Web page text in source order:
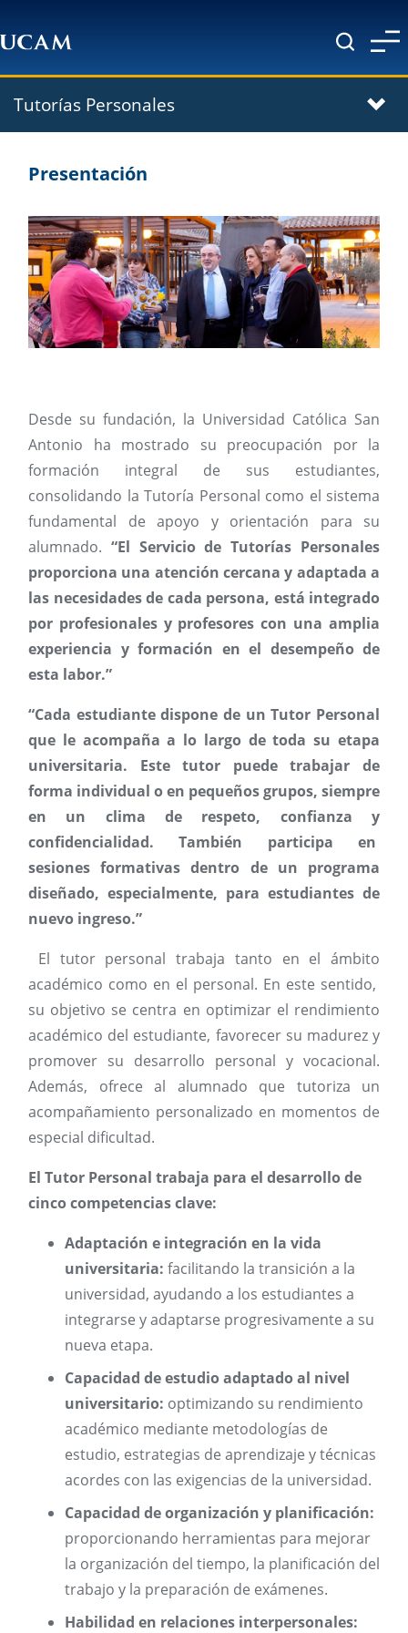
Tutorías Personales
Presentación
Desde su fundación, la Universidad Católica San
Antonio ha mostrado su preocupación por la
formación integral de sus estudiantes,
consolidando la Tutoría Personal como el sistema
fundamental de apoyo y orientación para su
alumnado. “El Servicio de Tutorías Personales
proporciona una atención cercana y adaptada a
las necesidades de cada persona, está integrado
por profesionales y profesores con una amplia
experiencia y formación en el desempeño de
esta labor.”
“Cada estudiante dispone de un Tutor Personal
que le acompaña a lo largo de toda su etapa
universitaria. Este tutor puede trabajar de
forma individual o en pequeños grupos, siempre
en un clima de respeto, confianza y
confidencialidad. También participa en
sesiones formativas dentro de un programa
diseñado, especialmente, para estudiantes de
nuevo ingreso.”
El tutor personal trabaja tanto en el ámbito
académico como en el personal. En este sentido,
su objetivo se centra en optimizar el rendimiento
académico del estudiante, favorecer su madurez y
promover su desarrollo personal y vocacional.
Además, ofrece al alumnado que tutoriza un
acompañamiento personalizado en momentos de
especial dificultad.
El Tutor Personal trabaja para el desarrollo de
cinco competencias clave:
Adaptación e integración en la vida
universitaria: facilitando la transición a la
universidad, ayudando a los estudiantes a
integrarse y adaptarse progresivamente a su
nueva etapa.
Capacidad de estudio adaptado al nivel
universitario: optimizando su rendimiento
académico mediante metodologías de
estudio, estrategias de aprendizaje y técnicas
acordes con las exigencias de la universidad.
Capacidad de organización y planificación:
proporcionando herramientas para mejorar
la organización del tiempo, la planificación del
trabajo y la preparación de exámenes.
Habilidad en relaciones interpersonales: